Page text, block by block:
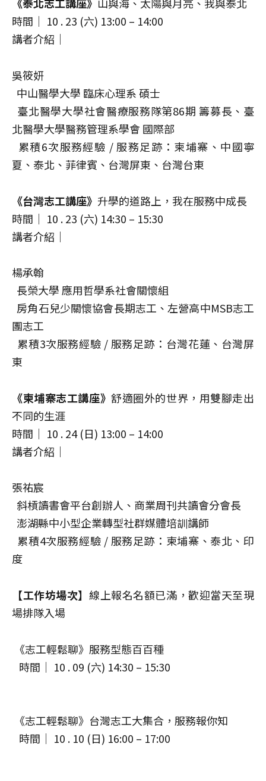
《泰北志工講座》 山與海、太陽與月亮、我與泰北
時間｜ 10 . 23 (六) 13:00 – 14:00
講者介紹｜
吳筱妍
中山醫學大學 臨床心理系 碩士
臺北醫學大學社會醫療服務隊第86期 籌募長、臺
北醫學大學醫務管理系學會 國際部
累積6次服務經驗 / 服務足跡：柬埔寨、中國寧
夏、泰北、菲律賓、台灣屏東、台灣台東
《台灣志工講座》 升學的道路上，我在服務中成長
時間｜ 10 . 23 (六) 14:30 – 15:30
講者介紹｜
楊承翰
長榮大學 應用哲學系社會關懷組
房角石兒少關懷協會長期志工、左營高中MSB志工
團志工
累積3次服務經驗 / 服務足跡：台灣花蓮、台灣屏
東
《柬埔寨志工講座》舒適圈外的世界，用雙腳走出
不同的生涯
時間｜ 10 . 24 (日) 13:00 – 14:00
講者介紹｜
張祐宸
斜槓讀書會平台創辦人、商業周刊共讀會分會長
澎湖縣中小型企業轉型社群媒體培訓講師
累積4次服務經驗 / 服務足跡：柬埔寨、泰北、印
度
【工作坊場次】 線上報名名額已滿，歡迎當天至現
場排隊入場
《志工輕鬆聊》服務型態百百種
時間｜ 10 . 09 (六) 14:30 – 15:30
《志工輕鬆聊》台灣志工大集合，服務報你知
時間｜ 10 . 10 (日) 16:00 – 17:00